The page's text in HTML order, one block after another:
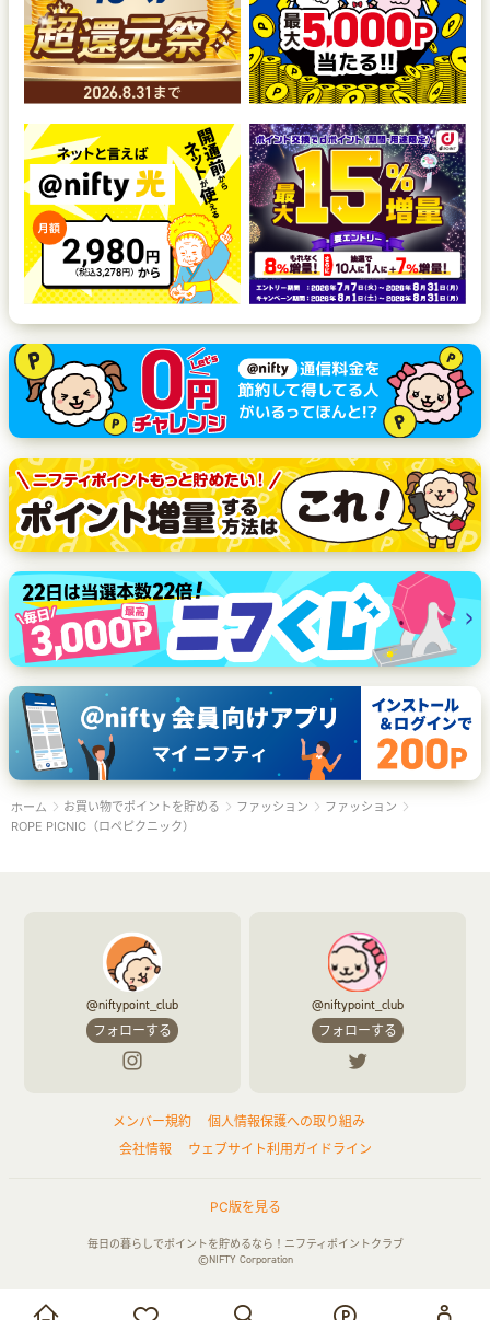
ホーム お買い物でポイントを貯める ファッション
ファッション
ROPE PICNIC（ロペピクニック）
@niftypoint_club
フォローする
@niftypoint_club
フォローする
メンバー規約
個人情報保護への取り組み
会社情報
ウェブサイト利用ガイドライン
PC版を見る
毎日の暮らしでポイントを貯めるなら！ニフティポイントクラブ
©NIFTY Corporation